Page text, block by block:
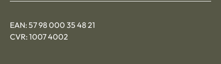
EAN: 57 98 000 35 48 21
CVR: 1007 4002